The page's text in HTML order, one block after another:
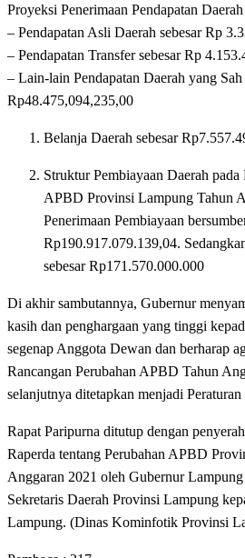
Proyeksi Penerimaan Pendapatan
– Pendapatan Asli Daerah sebesar Rp
– Pendapatan Transfer sebesar Rp
– Lain-lain Pendapatan Daerah yang Sah
Rp48.475,094,235,00
Belanja Daerah sebesar
Struktur Pembiayaan Daerah pada
APBD Provinsi Lampung Tahun
Penerimaan Pembiayaan
Rp190.917.079.139,04.
sebesar Rp171.570.000.000
Di akhir sambutannya, Gubernur
kasih dan penghargaan yang tinggi
segenap Anggota Dewan dan berharap
Rancangan Perubahan APBD Tahun
selanjutnya ditetapkan menjadi Peraturan
Rapat Paripurna ditutup dengan
Raperda tentang Perubahan APBD
Anggaran 2021 oleh Gubernur
Sekretaris Daerah Provinsi Lampung
Lampung. (Dinas Kominfotik Provinsi